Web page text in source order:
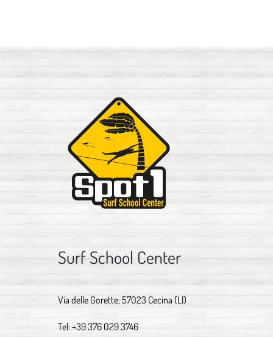
Surf School Center
Via delle Gorette, 57023 Cecina (LI)
Tel:+39 376 029 3746